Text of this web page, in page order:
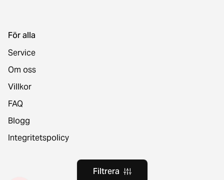
Filtrera
För alla
Service
Om oss
Villkor
FAQ
Blogg
Integritetspolicy